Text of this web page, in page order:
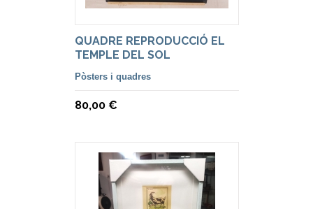
QUADRE REPRODUCCIÓ EL
TEMPLE DEL SOL
Pòsters i quadres
80,00 €